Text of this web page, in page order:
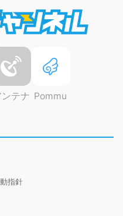
ンテナ Pommu
指針